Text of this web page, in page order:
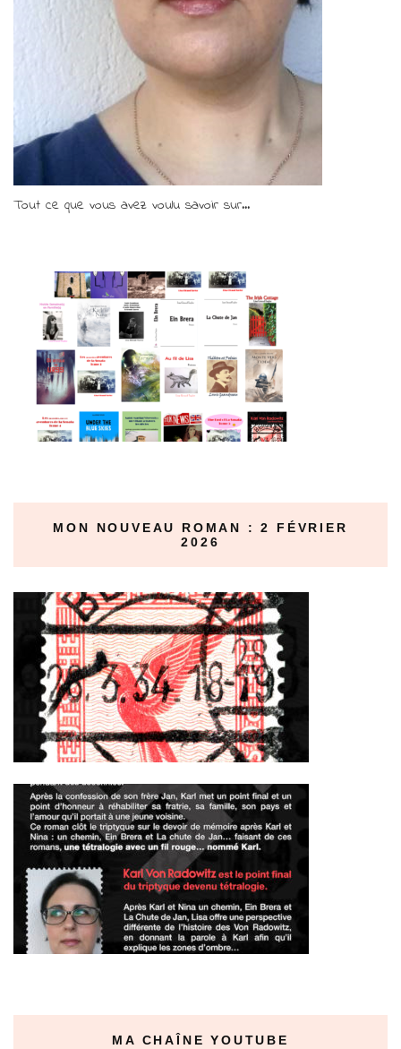
Tout ce que vous avez voulu savoir sur...
MON NOUVEAU ROMAN : 2 FÉVRIER
2026
MA CHAÎNE YOUTUBE